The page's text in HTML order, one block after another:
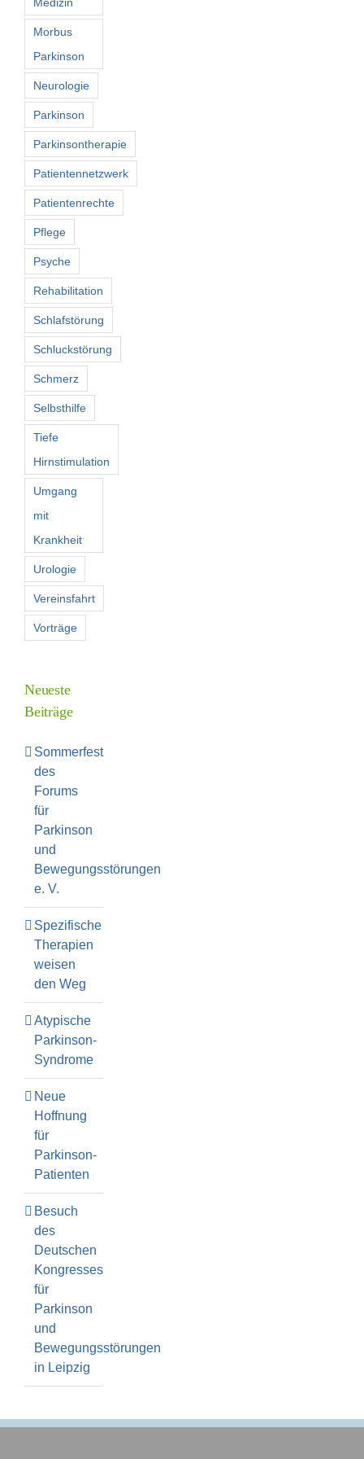
Morbus
Parkinson
Neurologie
Parkinson
Parkinsontherapie
Patientennetzwerk
Patientenrechte
Pflege
Psyche
Rehabilitation
Schlafstörung
Schluckstörung
Schmerz
Selbsthilfe
Tiefe
Hirnstimulation
Umgang
mit
Krankheit
Urologie
Vereinsfahrt
Vorträge
Neueste
Beiträge
Sommerfest
des
Forums
für
Parkinson
und
Bewegungsstörungen
e. V.
Spezifische
Therapien
weisen
den Weg
Atypische
Parkinson-
Syndrome
Neue
Hoffnung
für
Parkinson-
Patienten
Besuch
des
Deutschen
Kongresses
für
Parkinson
und
Bewegungsstörungen
in Leipzig